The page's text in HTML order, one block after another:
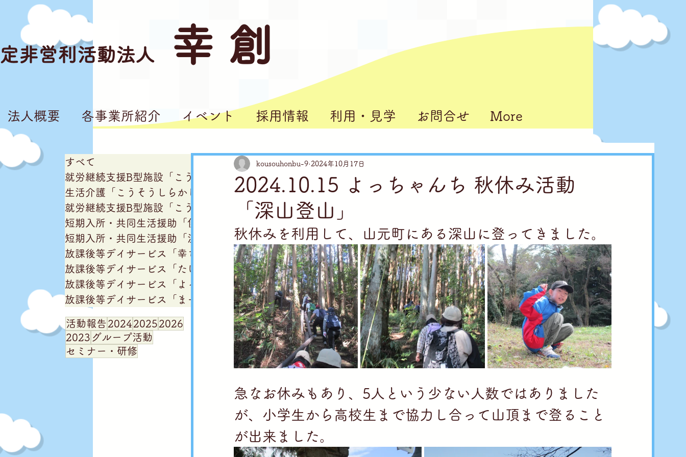
非営利活動法人 幸 創
法人概要 各事業所紹介 イベント 採用情報 利用・見学 お問合せ More
すべて
就労継続支援B型施設「こうそうしらかし台」
生活介護「こうそうしらかし台」
就労継続支援B型施設「こうそう亘理」
短期入所・共同生活援助「僕の家私の家」
短期入所・共同生活援助「浜吉田僕の家私の家」
放課後等デイサービス「幸ちゃん家」
放課後等デイサービス「たけちゃんち」
放課後等デイサービス「よっちゃんち」
放課後等デイサービス「まーちゃんち」
活動報告 2024 2025 2026
2023 グループ活動
セミナー・研修
2024.10.15 よっちゃんち 秋休み活動
「深山登山」
kousouhonbu-9 2024年10月17日
秋休みを利用して、山元町にある深山に登ってきました。
急なお休みもあり、5人という少ない人数ではありました
が、小学生から高校生まで協力し合って山頂まで登ること
が出来ました。